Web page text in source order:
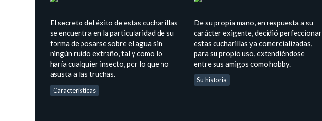
El secreto del éxito de estas cucharillas
se encuentra en la particularidad de su
forma de posarse sobre el agua sin
ningún ruido extraño, tal y como lo
haría cualquier insecto, por lo que no
asusta a las truchas.
Características
De su propia mano, en respuesta a su
carácter exigente, decidió perfeccionar
estas cucharillas ya comercializadas,
para su propio uso, extendiéndose
entre sus amigos como hobby.
Su historia